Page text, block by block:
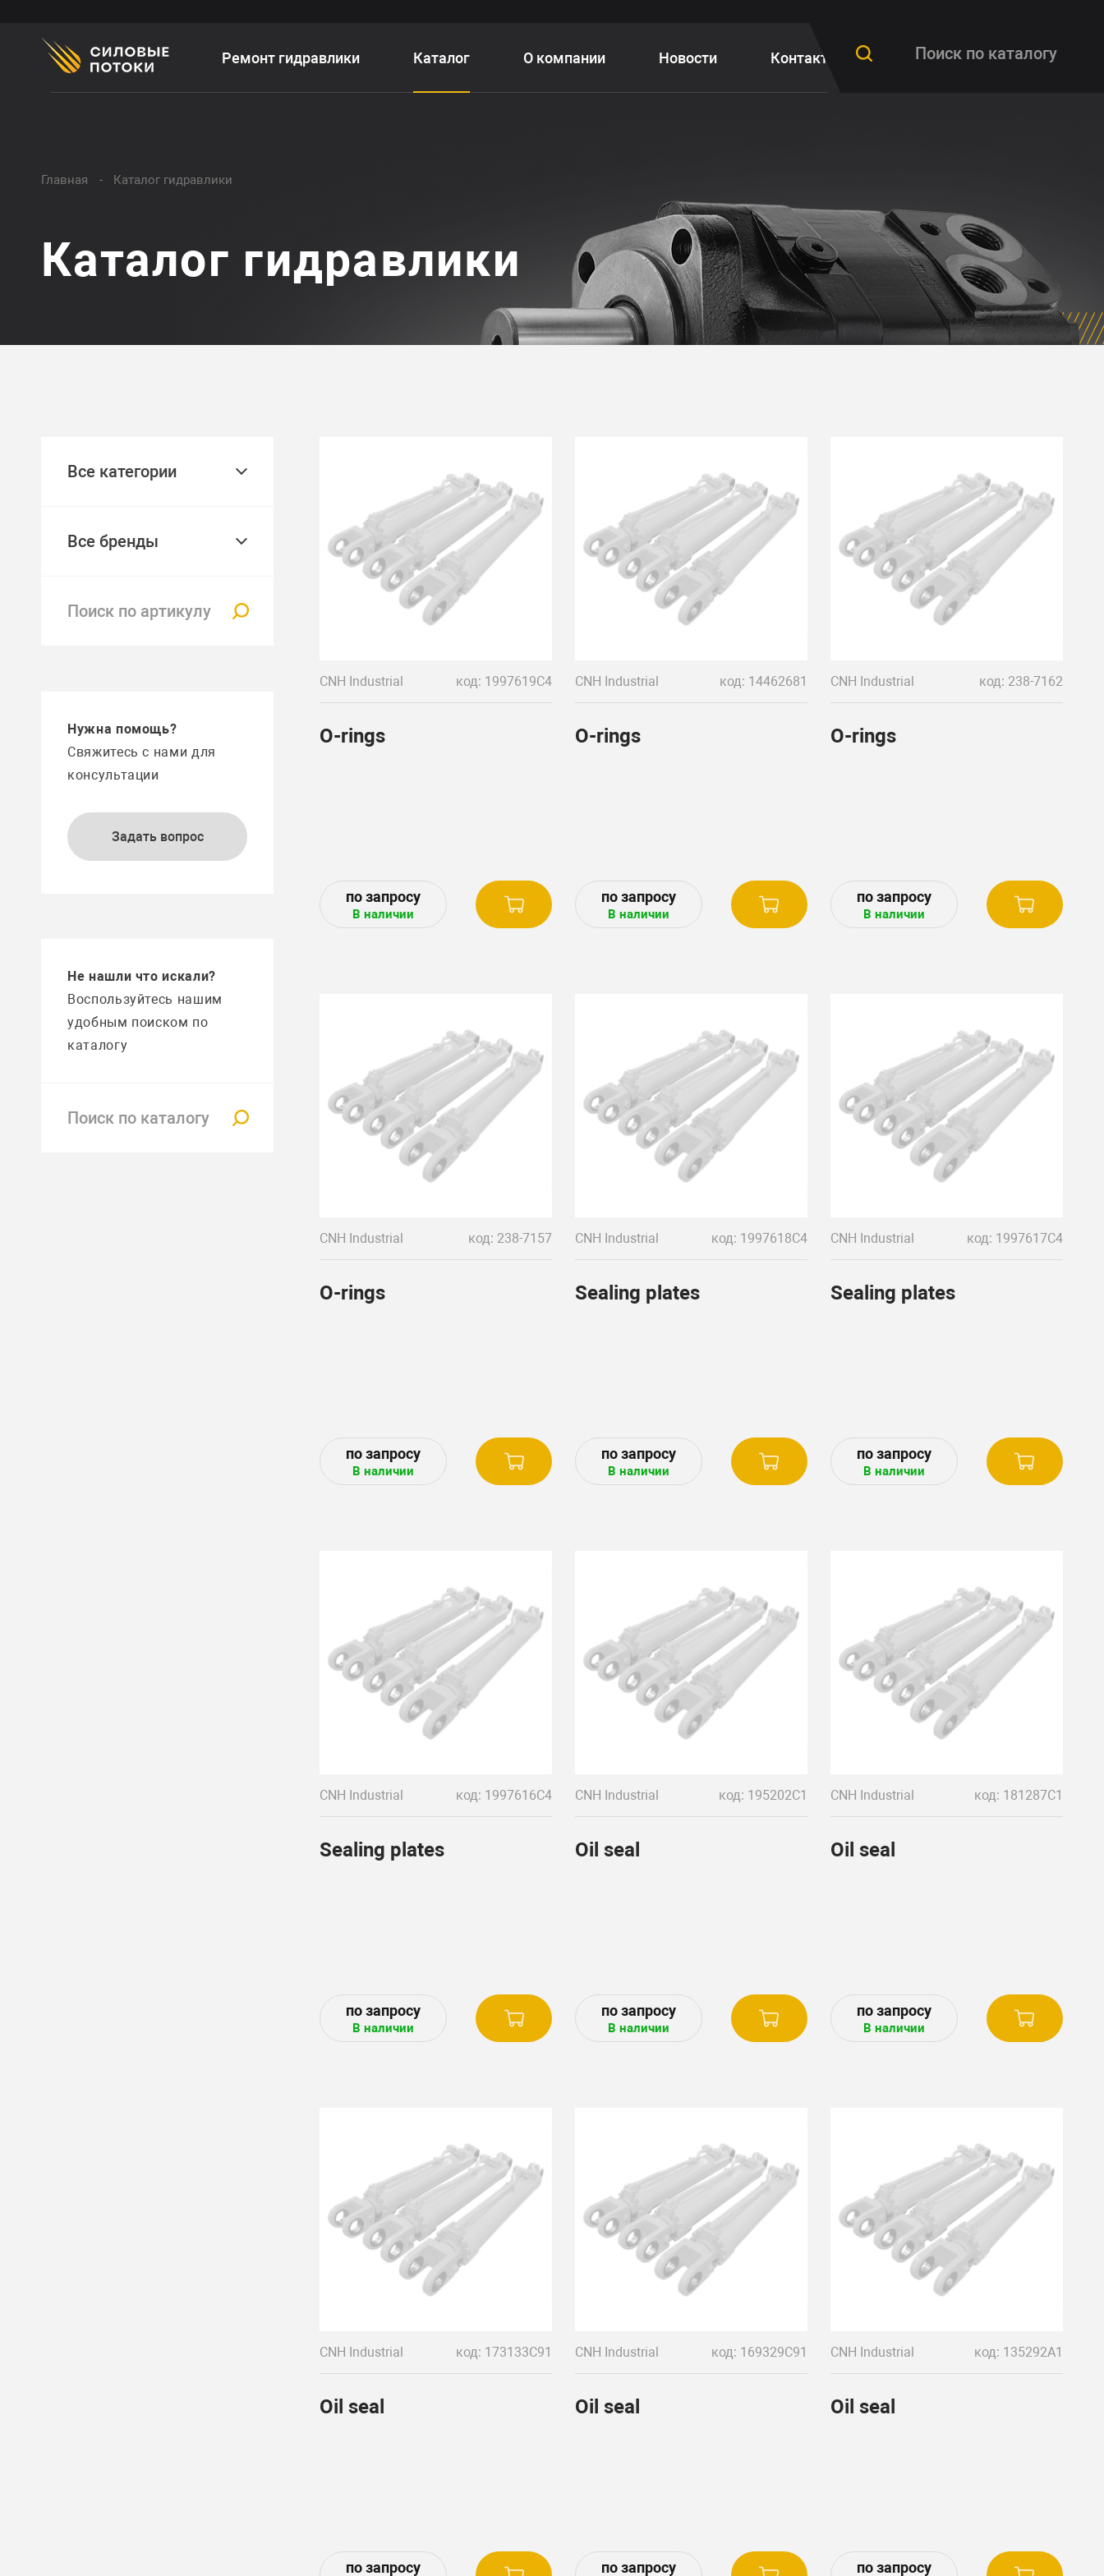
Ремонт гидравлики Каталог О компании Новости Контакты FAQ
Главная Каталог гидравлики
Каталог гидравлики
CNH Industrial код: 1997619C4
O-rings
В наличии
CNH Industrial код: 14462681
O-rings
В наличии
CNH Industrial код: 238-7162
O-rings
В наличии
CNH Industrial код: 238-7157
O-rings
В наличии
CNH Industrial код: 1997618C4
Sealing plates
В наличии
CNH Industrial код: 1997617C4
Sealing plates
В наличии
CNH Industrial код: 1997616C4
Sealing plates
В наличии
CNH Industrial код: 195202C1
Oil seal
В наличии
CNH Industrial код: 181287C1
Oil seal
В наличии
CNH Industrial код: 173133C91
Oil seal
CNH Industrial код: 169329C91
Oil seal
CNH Industrial код: 135292A1
Oil seal
Все категории
Все бренды
Нужна помощь?
Свяжитесь с нами для
консультации
Задать вопрос
Не нашли что искали?
Воспользуйтесь нашим
удобным поиском по
каталогу